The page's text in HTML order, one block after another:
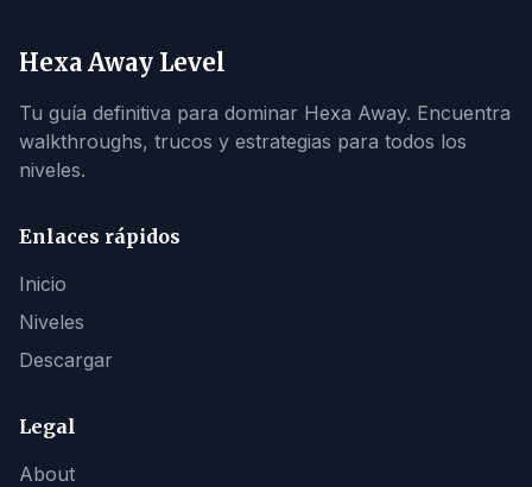
Hexa Away Level
Tu guía definitiva para dominar Hexa Away. Encuentra
walkthroughs, trucos y estrategias para todos los
niveles.
Enlaces rápidos
Inicio
Niveles
Descargar
Legal
About